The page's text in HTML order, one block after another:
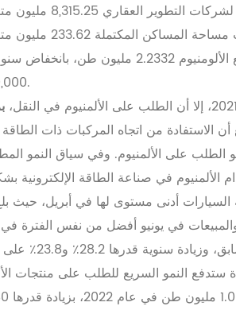
مساحة مبيعات المساكن التجارية 507.38 مليون متر مربع، بانخفاض سنوي قدره
بانخفاض سنوي قدره 1.0%. وبلغت مساحة المساكن التي بدأت حديثًا 516.28 مليون متر
بانخفاض قدره 15.3%. وتُظهر إحصاءات شركة ماي ستيل أنه في الفترة من يناير إلى مايو من هذا العام، بلغ إجمالي إنتاج مقاطع
50,000 طن.
أن الاستفادة من اتجاه المركبات ذات الطاقة
الطلب على الألمنيوم. وفي سياق النمو
أدنى مستوى لها في أبريل، حيث بلغ
الإنتاج والمبيعات في يونيو أفضل من نفس الفترة
بلغ إنتاج ومبيعات السيارات في الشهر 2.499 مليون و2.502 مليون على